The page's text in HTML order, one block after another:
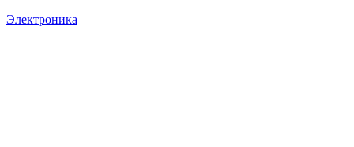
Электроника